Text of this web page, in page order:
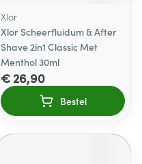
Xlor
Xlor Scheerfluidum & After
Shave 2in1 Classic Met
Menthol 30ml
€ 26,90
Bestel